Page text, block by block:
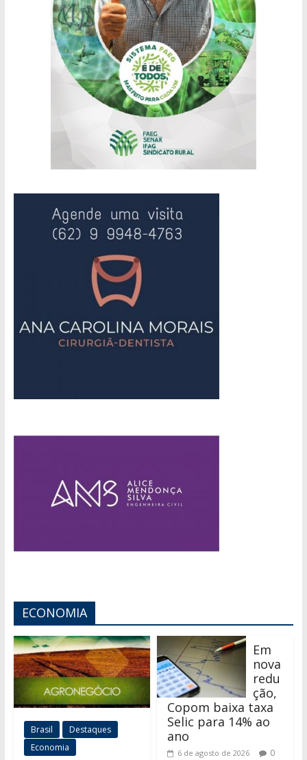
ECONOMIA
Brasil
Destaques
Economia
Em
nova
redu
ção,
Copom baixa taxa
Selic para 14% ao
ano
6 de agosto de 2026 0